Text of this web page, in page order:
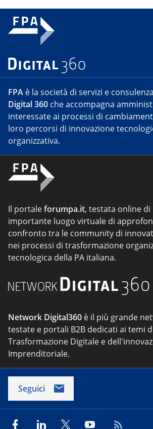
FPA è la società di servizi e
Digital 360 che accompagna
interessate ai processi di
loro percorsi di innovazione
organizzativa.
Il portaleforumpa.it, testata online di
importante luogo virtuale di
confronto tra le community di
nei processi di trasformazione
tecnologica della PA italiana.
Network Digital360 è il più grande
testate e portali B2B dedicati ai temi
Trasformazione Digitale e
Imprenditoriale.
Seguici